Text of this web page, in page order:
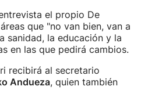
el propio De
que "no van bien, van a
sanidad, la educación y la
en las que pedirá cambios.
recibirá al secretario
Andueza, quien también